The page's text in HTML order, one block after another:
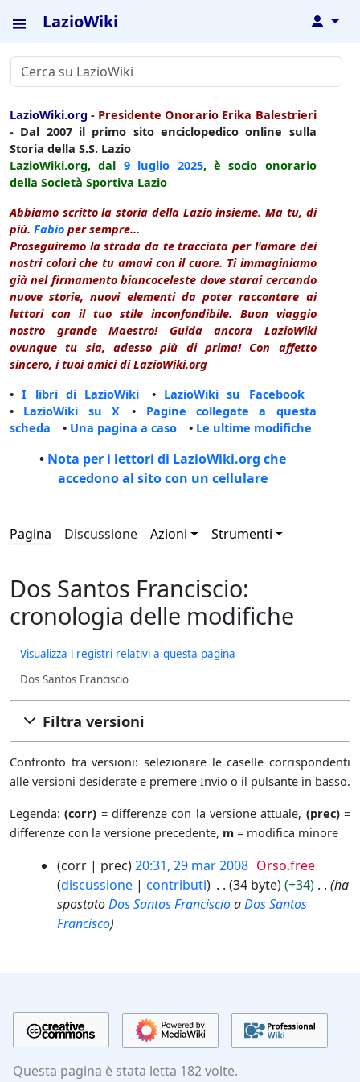
LazioWiki ↓
LazioWiki.org - Presidente Onorario Erika Balestrieri
- Dal 2007 il primo sito enciclopedico online sulla
Storia della S.S. Lazio
LazioWiki.org, dal 9 luglio 2025, è socio onorario
della Società Sportiva Lazio
Abbiamo scritto la storia della Lazio insieme. Ma tu, di
più. Fabio per sempre...
Proseguiremo la strada da te tracciata per l'amore dei
nostri colori che tu amavi con il cuore. Ti immaginiamo
già nel firmamento biancoceleste dove starai cercando
nuove storie, nuovi elementi da poter raccontare ai
lettori con il tuo stile inconfondibile. Buon viaggio
nostro grande Maestro! Guida ancora LazioWiki
ovunque tu sia, adesso più di prima! Con affetto
sincero, i tuoi amici di LazioWiki.org
•I libri di LazioWiki • LazioWiki su Facebook
• LazioWiki su X • Pagine collegate a questa
scheda • Una pagina a caso • Le ultime modifiche
• Nota per i lettori di LazioWiki.org che
accedono al sito con un cellulare
Pagina Discussione Azioni Strumenti
Dos Santos Franciscio:
cronologia delle modifiche
Visualizza i registri relativi a questa pagina
Dos Santos Franciscio
Filtra versioni
Confronto tra versioni: selezionare le caselle corrispondenti
alle versioni desiderate e premere Invio o il pulsante in basso.
Legenda:(corr) = differenze con la versione attuale, (prec)=
differenze con la versione precedente, m = modifica minore
0
8
corr prec 20:31, 29 mar 2008 Orso.free
discussione
contributi 34 byte +34
ha
spostatoDos Santos FranciscioaDos Santos
Francisco
Questa pagina è stata letta 182 volte.